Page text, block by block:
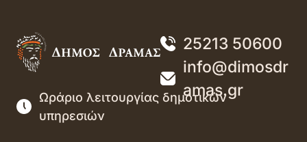
25213 50600
info@dimosdr
amas.gr
Ωράριο λειτουργίας δημοτικών
υπηρεσιών